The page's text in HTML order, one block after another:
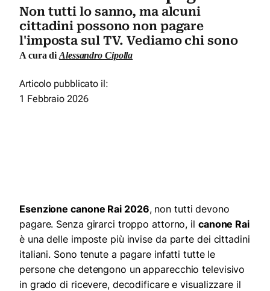
Non tutti lo sanno, ma alcuni
cittadini possono non pagare
l'imposta sul TV. Vediamo chi sono
A cura di Alessandro Cipolla
Articolo pubblicato il:
1 Febbraio 2026
Esenzione canone Rai 2026, non tutti devono
pagare. Senza girarci troppo attorno, il canone Rai
è una delle imposte più invise da parte dei cittadini
italiani. Sono tenute a pagare infatti tutte le
persone che detengono un apparecchio televisivo
in grado di ricevere, decodificare e visualizzare il